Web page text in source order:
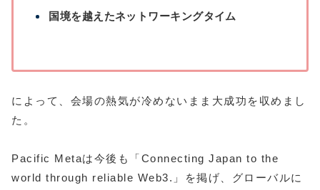
国境を越えたネットワーキングタイム
によって、会場の熱気が冷めないまま大成功を収めまし
た。
Pacific Metaは今後も「Connecting Japan to the
world through reliable Web3.」を掲げ、グローバルに